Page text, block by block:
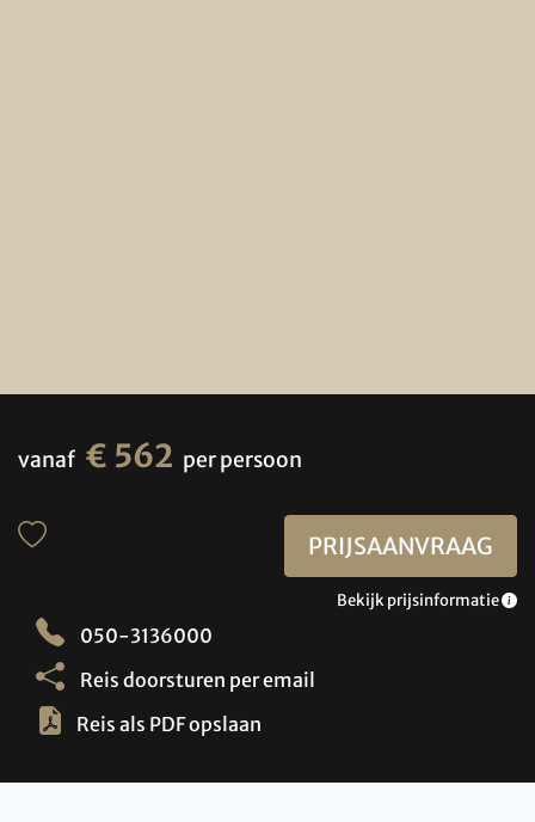
vanaf € 562 per persoon
PRIJSAANVRAAG
Bekijk prijsinformatie
050-3136000
Reis doorsturen per email
Reis als PDF opslaan